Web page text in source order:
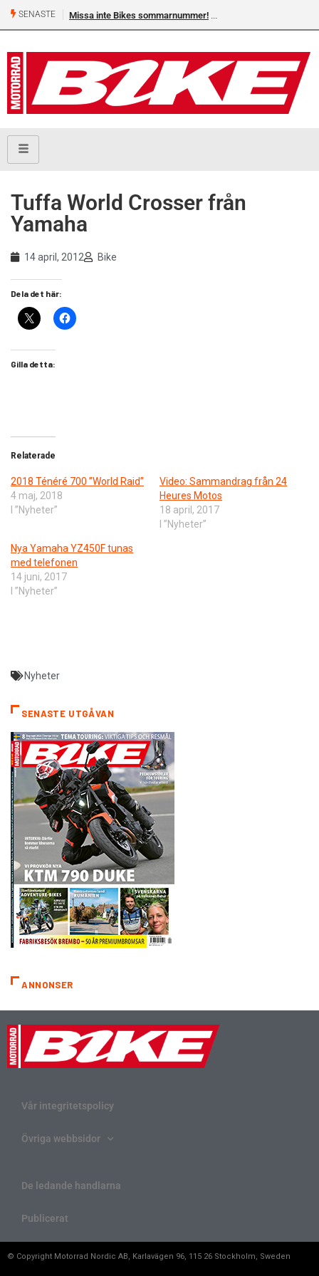
SENASTE Missa inte Bikes sommarnummer!
Tuffa World Crosser från
Yamaha
14 april, 2012 Bike
Dela det här:
Gilla detta:
Relaterade
2018 Ténéré 700 ”World Raid”
4 maj, 2018
I ”Nyheter”
Video: Sammandrag från 24
Heures Motos
18 april, 2017
I ”Nyheter”
Nya Yamaha YZ450F tunas
med telefonen
14 juni, 2017
I ”Nyheter”
Nyheter
SENASTE UTGÅVAN
ANNONSER
Vår integritetspolicy
Övriga webbsidor
De ledande handlarna
Publicerat
© Copyright Motorrad Nordic AB, Karlavägen 96, 115 26 Stockholm, Sweden